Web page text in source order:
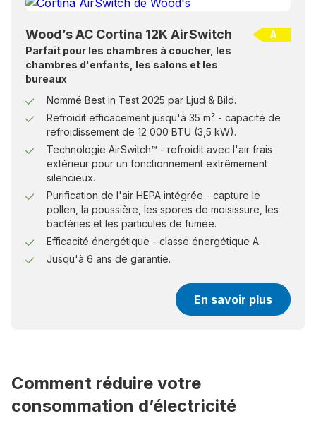
A
Wood’s AC Cortina 12K AirSwitch
Parfait pour les chambres à coucher, les
chambres d'enfants, les salons et les
bureaux
Nommé Best in Test 2025 par Ljud & Bild.
Refroidit efficacement jusqu'à 35 m² - capacité de
refroidissement de 12 000 BTU (3,5 kW).
Technologie AirSwitch™ - refroidit avec l'air frais
extérieur pour un fonctionnement extrêmement
silencieux.
Purification de l'air HEPA intégrée - capture le
pollen, la poussière, les spores de moisissure, les
bactéries et les particules de fumée.
Efficacité énergétique - classe énergétique A.
Jusqu'à 6 ans de garantie.
En savoir plus
Comment réduire votre
consommation d’électricité